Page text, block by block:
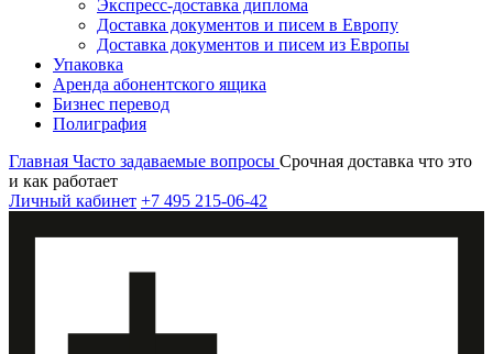
Экспресс-доставка диплома
Доставка документов и писем в Европу
Доставка документов и писем из Европы
Упаковка
Аренда абонентского ящика
Бизнес перевод
Полиграфия
Главная Часто задаваемые вопросы Срочная доставка что это
и как работает
Личный кабинет +7 495 215-06-42